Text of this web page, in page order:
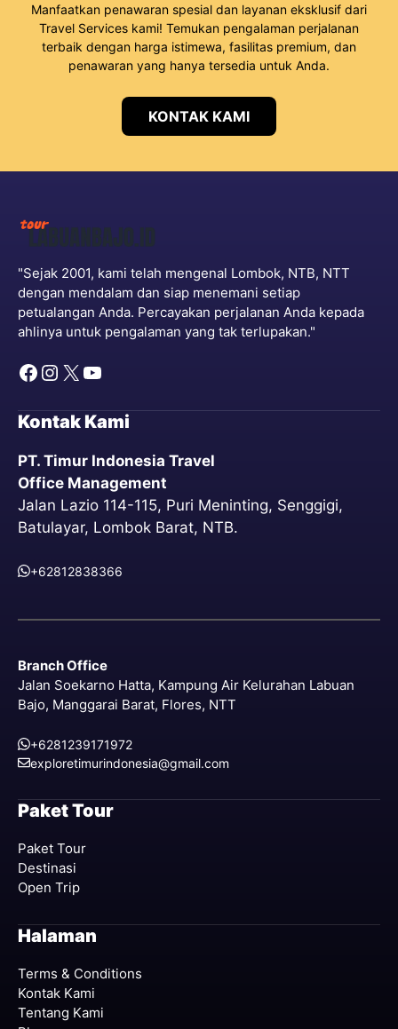
Manfaatkan penawaran spesial dan layanan eksklusif dari
Travel Services kami! Temukan pengalaman perjalanan
terbaik dengan harga istimewa, fasilitas premium, dan
penawaran yang hanya tersedia untuk Anda.
KONTAK KAMI
"Sejak 2001, kami telah mengenal Lombok, NTB, NTT
dengan mendalam dan siap menemani setiap
petualangan Anda. Percayakan perjalanan Anda kepada
ahlinya untuk pengalaman yang tak terlupakan."
Kontak Kami
PT. Timur Indonesia Travel
Office Management
Jalan Lazio 114-115, Puri Meninting, Senggigi,
Batulayar, Lombok Barat, NTB.
+62812838366
Branch Office
Jalan Soekarno Hatta, Kampung Air Kelurahan Labuan
Bajo, Manggarai Barat, Flores, NTT
+6281239171972
exploretimurindonesia@gmail.com
Paket Tour
Paket Tour
Destinasi
Open Trip
Halaman
Terms & Conditions
Kontak Kami
Tentang Kami